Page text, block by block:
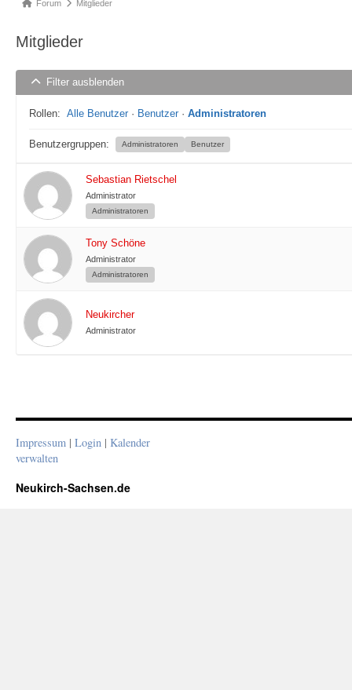
Forum-
-
bist
Forum Mitglieder
Mitglieder
Filter ausblenden
Rollen: Alle Benutzer · Benutzer · Administratoren
Benutzergruppen: Administratoren Benutzer
Sebastian Rietschel
Administrator
Administratoren
Tony Schöne
Administrator
Administratoren
Neukircher
Administrator
Impressum | Login | Kalender
verwalten
Neukirch-Sachsen.de